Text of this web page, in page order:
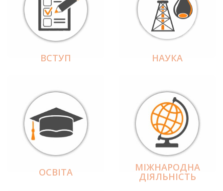
ВСТУП НАУКА
ОСВІТА МІЖНАРОДНА
ДІЯЛЬНІCТЬ